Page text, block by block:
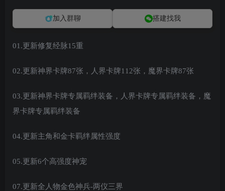
加入群聊 搭建找我
01.更新修复经脉15重
02.更新神界卡牌87张，人界卡牌112张，魔界卡牌87张
03.更新神界卡牌专属羁绊装备，人界卡牌专属羁绊装备，魔
界卡牌专属羁绊装备
04.更新主角和金卡羁绊属性强度
05.更新6个高强度神宠
07.更新全人物金色神兵-两仪三界